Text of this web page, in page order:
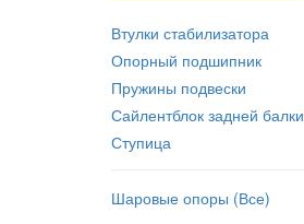
Втулки стабилизатора
Опорный подшипник
Пружины подвески
Сайлентблок задней балки
Ступица
Шаровые опоры (Все)